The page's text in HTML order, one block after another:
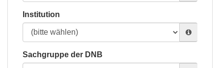
Institution
Sachgruppe der DNB